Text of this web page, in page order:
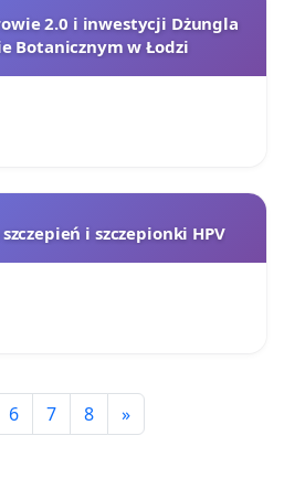
2.0 i inwestycji Dżungla
Botanicznym w Łodzi
i szczepionki HPV
6 7 8 »